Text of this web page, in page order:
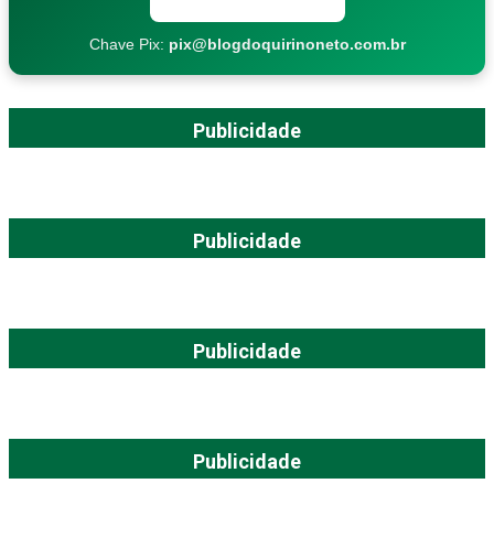
Chave Pix: pix@blogdoquirinoneto.com.br
Publicidade
Publicidade
Publicidade
Publicidade